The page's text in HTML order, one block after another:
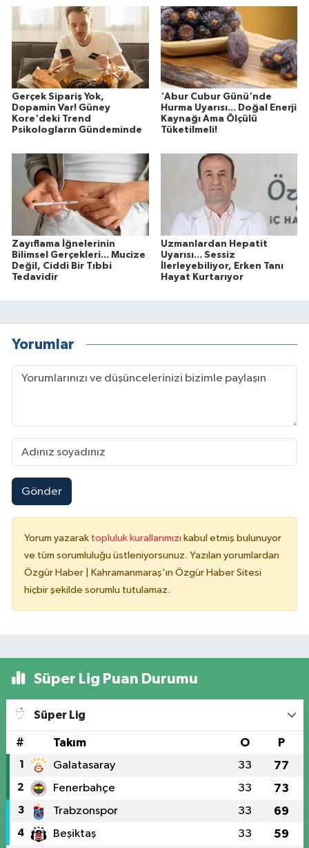
Gerçek Sipariş Yok,
Dopamin Var! Güney
Kore'deki Trend
Psikologların Gündeminde
'Abur Cubur Günü'nde
Hurma Uyarısı... Doğal Enerji
Kaynağı Ama Ölçülü
Tüketilmeli!
Zayıflama İğnelerinin
Bilimsel Gerçekleri... Mucize
Değil, Ciddi Bir Tıbbi
Tedavidir
Uzmanlardan Hepatit
Uyarısı... Sessiz
İlerleyebiliyor, Erken Tanı
Hayat Kurtarıyor
Yorumlar
Gönder
Yorum yazarak topluluk kurallarımızı kabul etmiş bulunuyor
ve tüm sorumluluğu üstleniyorsunuz. Yazılan yorumlardan
Özgür Haber | Kahramanmaraş'ın Özgür Haber Sitesi
hiçbir şekilde sorumlu tutulamaz.
Süper Lig Puan Durumu
Süper Lig
# Takım O P
1 Galatasaray 33 77
2 Fenerbahçe 33 73
3 Trabzonspor 33 69
4 Beşiktaş 33 59